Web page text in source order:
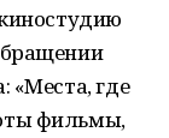
«Места, где
фильмы,